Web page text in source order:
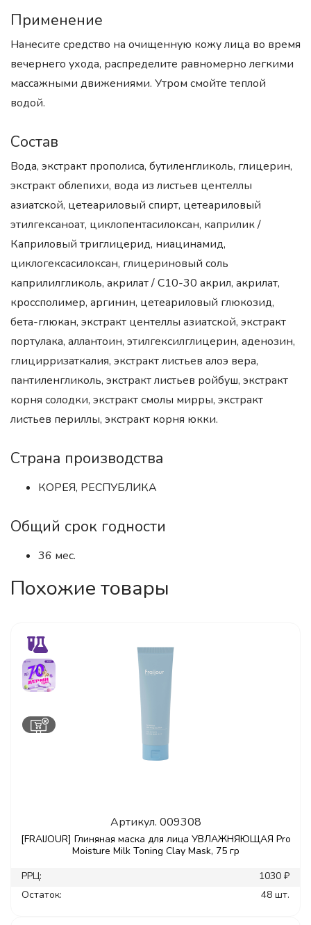
Применение
Нанесите средство на очищенную кожу лица во время
вечернего ухода, распределите равномерно легкими
массажными движениями. Утром смойте теплой
водой.
Состав
Вода, экстракт прополиса, бутиленгликоль, глицерин,
экстракт облепихи, вода из листьев центеллы
азиатской, цетеариловый спирт, цетеариловый
этилгексаноат, циклопентасилоксан, каприлик /
Каприловый триглицерид, ниацинамид,
циклогексасилоксан, глицериновый соль
каприлилгликоль, акрилат / С10-30 акрил, акрилат,
кроссполимер, аргинин, цетеариловый глюкозид,
бета-глюкан, экстракт центеллы азиатской, экстракт
портулака, аллантоин, этилгексилглицерин, аденозин,
глицирризаткалия, экстракт листьев алоэ вера,
пантиленгликоль, экстракт листьев ройбуш, экстракт
корня солодки, экстракт смолы мирры, экстракт
листьев периллы, экстракт корня юкки.
Страна производства
КОРЕЯ, РЕСПУБЛИКА
Общий срок годности
36 мес.
Похожие товары
Артикул. 009308
[FRAIJOUR] Глиняная маска для лица УВЛАЖНЯЮЩАЯ Pro
Moisture Milk Toning Clay Mask, 75 гр
РРЦ:
1030 ₽
Остаток:
48 шт.